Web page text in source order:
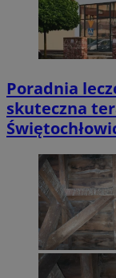
Poradnia
skuteczna